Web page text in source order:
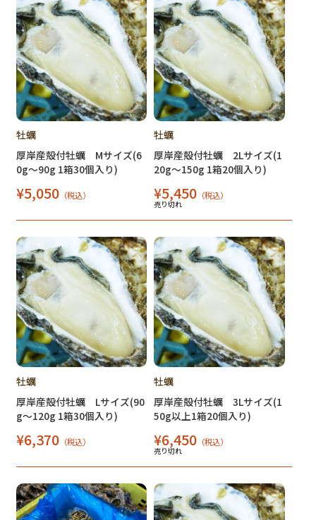
牡蠣
厚岸産殻付牡蠣 Mサイズ(6
0g～90g 1箱30個入り)
¥5,050（税込）
牡蠣
厚岸産殻付牡蠣 2Lサイズ(1
20g～150g 1箱20個入り)
¥5,450 （税込）
売り切れ
牡蠣
厚岸産殻付牡蠣 Lサイズ(90
g～120g 1箱30個入り)
¥6,370（税込）
牡蠣
厚岸産殻付牡蠣 3Lサイズ(1
50g以上1箱20個入り)
¥6,450 （税込）
売り切れ